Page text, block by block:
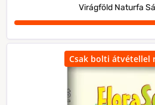
Virágföld Naturfa
Csak bolti átvétellel